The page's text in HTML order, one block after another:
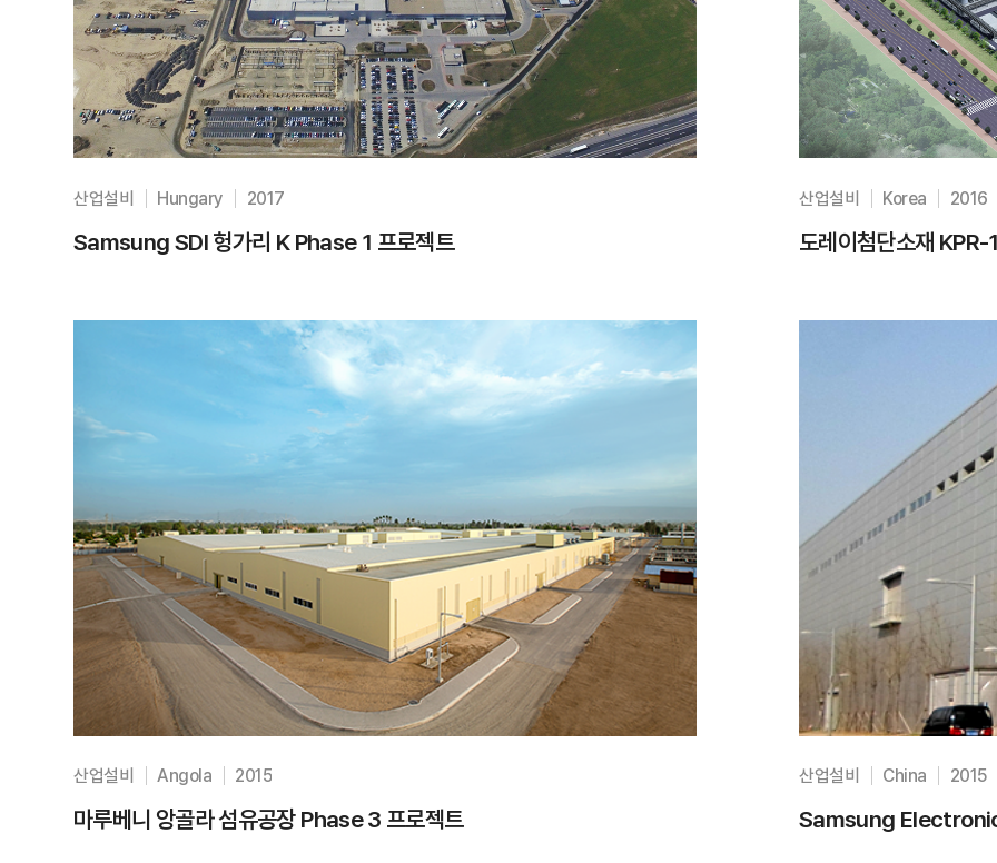
산업설비 Hungary 2017
Samsung SDI 헝가리 K Phase 1 프로젝트
산업설비 Korea 2016
도레이첨단소재 KPR-
산업설비 Angola 2015
마루베니 앙골라 섬유공장 Phase 3 프로젝트
산업설비 China 2015
Samsung